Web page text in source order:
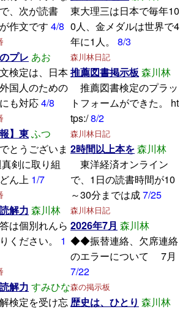
、次が読書
作文です 4/8
プレ あお
検定は、日本
国人のための
も対応4/8
】東ふつ
とうございま
剣に取り組
ん上 1/7
解力 森川林
は個別れんら
ください。
1
解力 すみひな
検定を受け忘
東大理三は日本で毎年10
0人、金メダルは世界で4
年に1人。 8/3
森川林日記
推薦図書掲示板森川林
推薦図書検定のプラッ
トフォームができた。 ht
tps:/8/2
森川林日記
2時間以上本を森川林
東洋経済オンライン
で、1日の読書時間が10
～30分までは成7/25
森川林日記
2026年7月 森川林
◆◆振替連絡、欠席連絡
のエラーについて 7月
7/22
森の掲示板
歴史は、ひとり 森川林